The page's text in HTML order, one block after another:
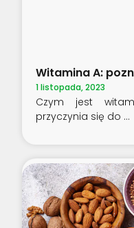
Witamina A:
1 listopada, 2023
Czym jest
przyczynia się do